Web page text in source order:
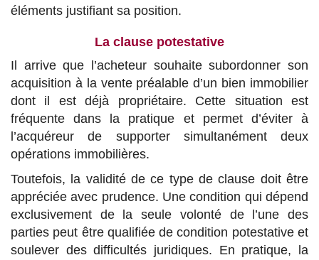
éléments justifiant sa position.
La clause potestative
Il arrive que l’acheteur souhaite subordonner son
acquisition à la vente préalable d’un bien immobilier
dont il est déjà propriétaire. Cette situation est
fréquente dans la pratique et permet d’éviter à
l’acquéreur de supporter simultanément deux
opérations immobilières.
Toutefois, la validité de ce type de clause doit être
appréciée avec prudence. Une condition qui dépend
exclusivement de la seule volonté de l’une des
parties peut être qualifiée de condition potestative et
soulever des difficultés juridiques. En pratique, la